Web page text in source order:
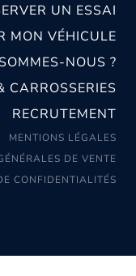
UN ESSAI
MON VÉHICULE
NOUS ?
CARROSSERIES
RECRUTEMENT
MENTIONS LÉGALES
DE VENTE
CONFIDENTIALITÉS